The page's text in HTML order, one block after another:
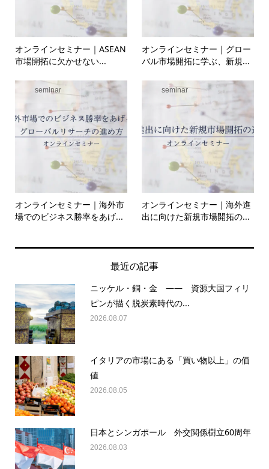
オンラインセミナー｜ASEAN
市場開拓に欠かせない...
オンラインセミナー｜グロー
バル市場開拓に学ぶ、新規...
seminar
オンラインセミナー｜海外市
場でのビジネス勝率をあげ...
seminar
オンラインセミナー｜海外進
出に向けた新規市場開拓の...
最近の記事
ニッケル・銅・金 —— 資源大国フィリ
ピンが描く脱炭素時代の...
2026.08.07
イタリアの市場にある「買い物以上」の価
値
2026.08.05
日本とシンガポール 外交関係樹立60周年
2026.08.03